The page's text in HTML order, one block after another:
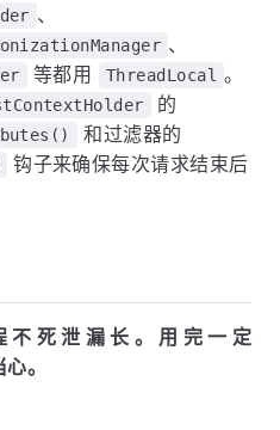
、
、
等都用 ThreadLocal 。
的
和过滤器的
钩子来确保每次请求结束后
不死泄漏长。用完一定
。